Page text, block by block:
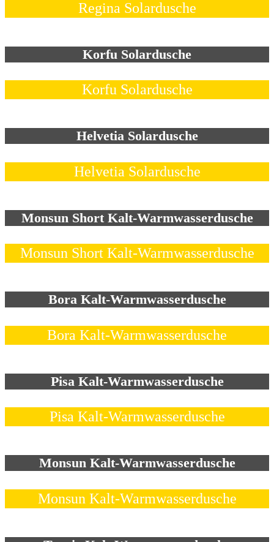
Regina Solardusche
Korfu Solardusche
Korfu Solardusche
Helvetia Solardusche
Helvetia Solardusche
Monsun Short Kalt-Warmwasserdusche
Monsun Short Kalt-Warmwasserdusche
Bora Kalt-Warmwasserdusche
Bora Kalt-Warmwasserdusche
Pisa Kalt-Warmwasserdusche
Pisa Kalt-Warmwasserdusche
Monsun Kalt-Warmwasserdusche
Monsun Kalt-Warmwasserdusche